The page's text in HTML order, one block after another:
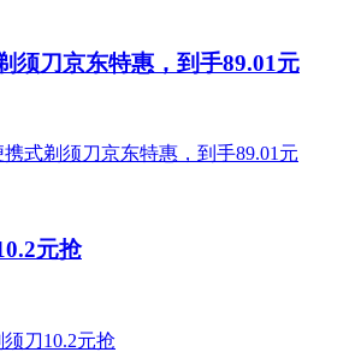
须刀京东特惠，到手89.01元
元抢